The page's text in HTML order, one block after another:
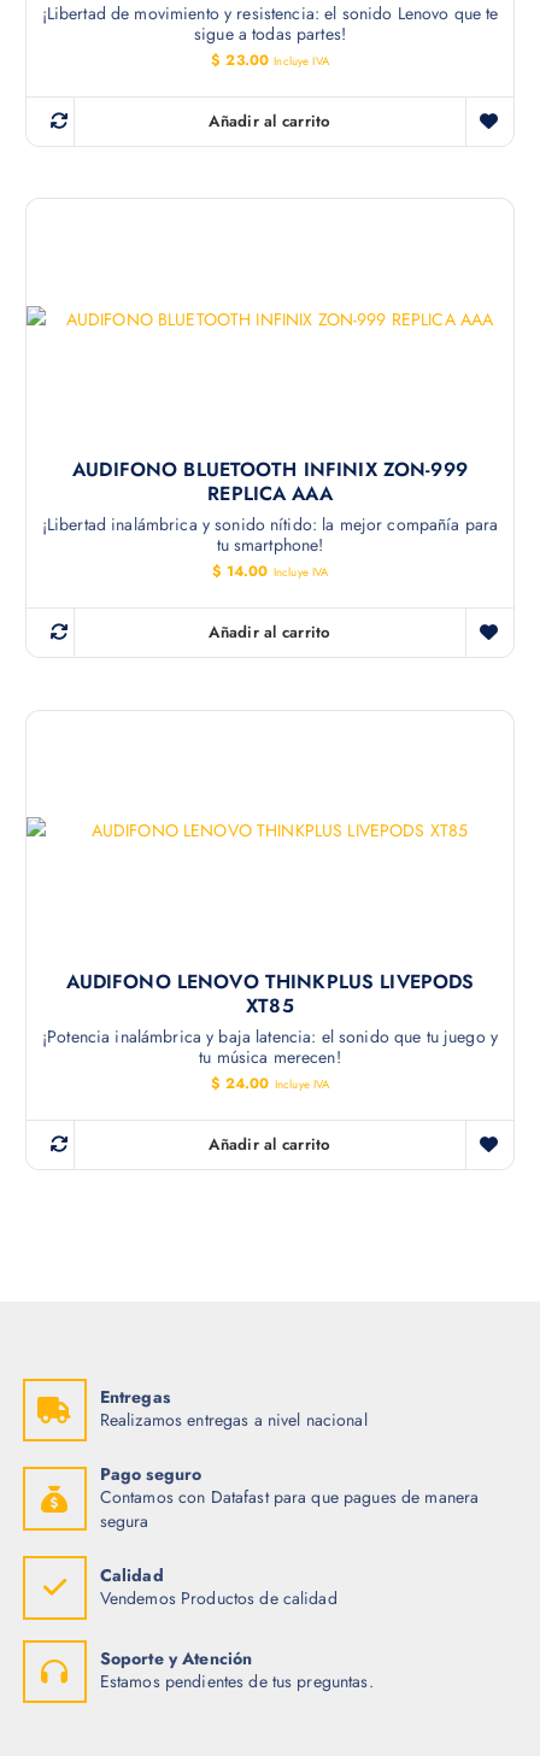
¡Libertad de movimiento y resistencia: el sonido Lenovo que te
sigue a todas partes!
$ 23.00 Incluye IVA
Añadir al carrito
AUDIFONO BLUETOOTH INFINIX ZON-999
REPLICA AAA
¡Libertad inalámbrica y sonido nítido: la mejor compañía para
tu smartphone!
$ 14.00 Incluye IVA
Añadir al carrito
AUDIFONO LENOVO THINKPLUS LIVEPODS
XT85
¡Potencia inalámbrica y baja latencia: el sonido que tu juego y
tu música merecen!
$ 24.00 Incluye IVA
Añadir al carrito
Entregas
Realizamos entregas a nivel nacional
Pago seguro
Contamos con Datafast para que pagues de manera
segura
Calidad
Vendemos Productos de calidad
Soporte y Atención
Estamos pendientes de tus preguntas.